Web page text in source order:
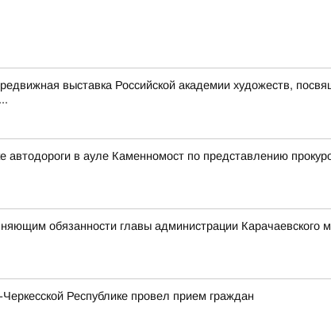
выставка Российской академии художеств,
автодороги в ауле Каменномост по представлению
обязанности главы администрации Карачаевского
Республике провел прием граждан